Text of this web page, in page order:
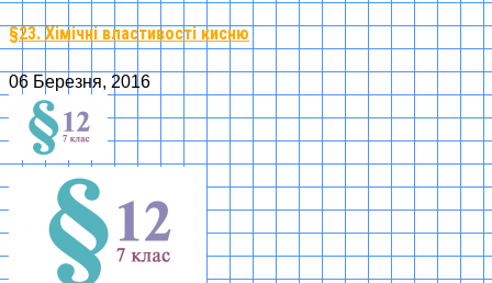
§23. Хімічні властивості кисню
06 Березня, 2016